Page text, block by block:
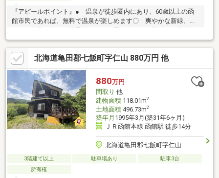
『アピールポイント』● 温泉が徒歩圏内にあり、60歳以上の函
館市民であれば、無料で温泉が楽しめます〇 爽やかな新緑、鮮
やかな紅葉、白銀の雪景色など、四季それぞれの美しさが窓辺を
彩ります● 自然光が降り注ぐ開放感溢れる吹抜けリビング〇
深い緑に囲まれたエリアで、特別な時間を過ごせるお家● 自然
の中でくつろげるウッドデッキのバルコニーは時間を忘れられる
空間となっています〇 高効率なヒートポンプ式給湯システム
で、ランニングコストをしっかり削減● 温泉が徒歩圏内にある
ので、ゆっくりお湯に浸かり、毎日の疲れを癒したい方
北海道亀田郡七飯町字仁山 880万円 他
880万円
間取り 他
建物面積118.01m2
土地面積496.73m2
築年月 1995年3月(築31年6ヶ月)
ＪＲ函館本線 函館駅 徒歩14分
北海道亀田郡七飯町字仁山
3階建て以上 駐車場あり
駐車3台
所有権